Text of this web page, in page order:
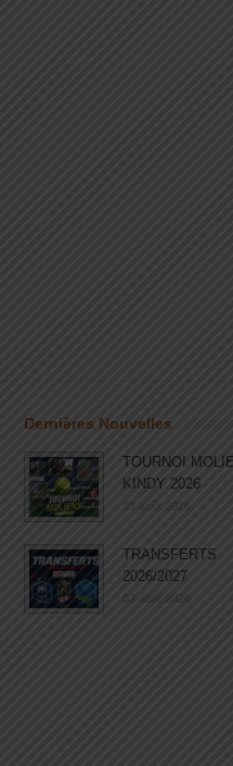
Dernières Nouvelles
TOURNOI
KINDY 2026
03 août 2026
TRANSFERTS
2026/2027
03 août 2026